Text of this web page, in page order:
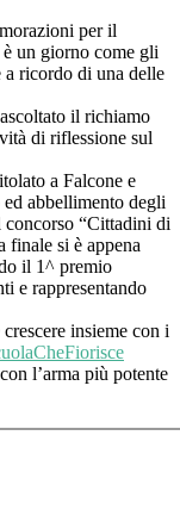
per il
un giorno come gli
ricordo di una delle
il richiamo
di riflessione sul
a Falcone e
abbellimento degli
concorso “Cittadini di
finale si è appena
il 1^ premio
e rappresentando
insieme con i
l’arma più potente